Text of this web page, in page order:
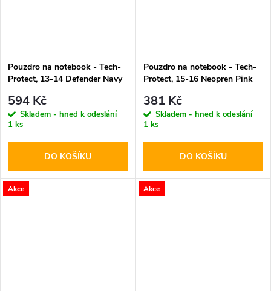
Pouzdro na notebook - Tech-
Protect, 13-14 Defender Navy
594 Kč
Skladem - hned k odeslání
1 ks
DO KOŠÍKU
Pouzdro na notebook - Tech-
Protect, 15-16 Neopren Pink
381 Kč
Skladem - hned k odeslání
1 ks
DO KOŠÍKU
Akce Akce